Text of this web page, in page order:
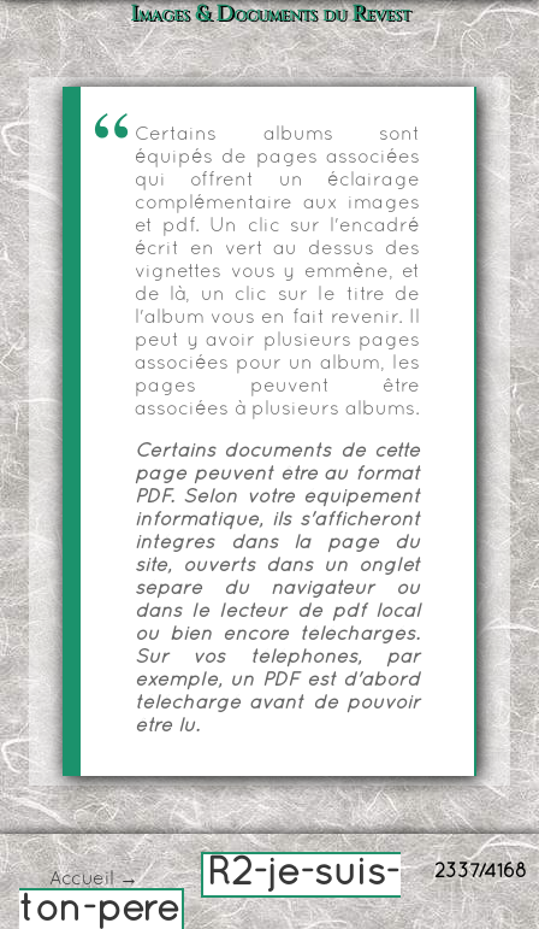
Images & Documents du Revest
Certains albums sont
équipés de pages associées
qui offrent un éclairage
complémentaire aux images
et pdf. Un clic sur l'encadré
écrit en vert au dessus des
vignettes vous y emmène, et
de là, un clic sur le titre de
l'album vous en fait revenir. Il
peut y avoir plusieurs pages
associées pour un album, les
pages peuvent être
associées à plusieurs albums.
Certains documents de cette
page peuvent être au format
PDF. Selon votre équipement
informatique, ils s'afficheront
intégrés dans la page du
site, ouverts dans un onglet
séparé du navigateur ou
dans le lecteur de pdf local
ou bien encore téléchargés.
Sur vos téléphones, par
exemple, un PDF est d'abord
téléchargé avant de pouvoir
être lu.
2337/4168
Accueil→
R2-je-suis-
ton-pere